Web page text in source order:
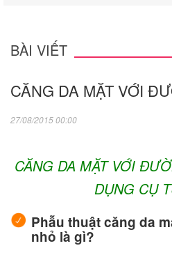
rũ và tươi trẻ.
BÀI VIẾT
CĂNG DA MẶT VỚI
27/08/2015 00:00
CĂNG DA MẶT VỚI
DỤNG CỤ
Phẫu thuật căng da
nhỏ là gì?